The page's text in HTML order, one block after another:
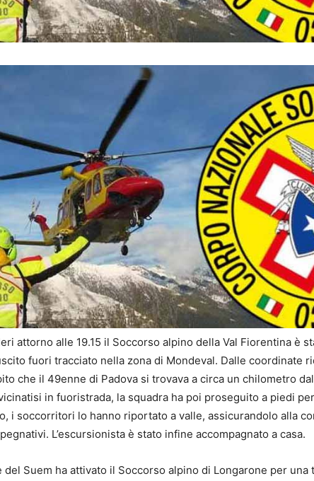
attorno alle 19.15 il Soccorso alpino della Val Fiorentina è
fuori tracciato nella zona di Mondeval. Dalle coordinate
che il 49enne di Padova si trovava a circa un chilometro
in fuoristrada, la squadra ha poi proseguito a piedi
i soccorritori lo hanno riportato a valle, assicurandolo alla
L’escursionista è stato infine accompagnato a casa.
del Suem ha attivato il Soccorso alpino di Longarone per una